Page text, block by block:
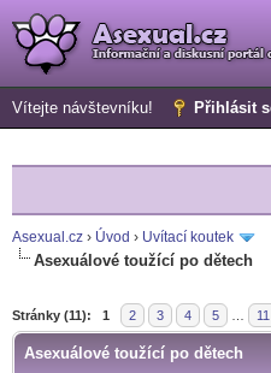
Vítejte návštevníku! Přihlásit
Asexual.cz › Úvod › Uvítací koutek
Asexuálové toužící po dětech
Stránky (11): 1 2 3 4 5 11
Asexuálové toužící po dětech